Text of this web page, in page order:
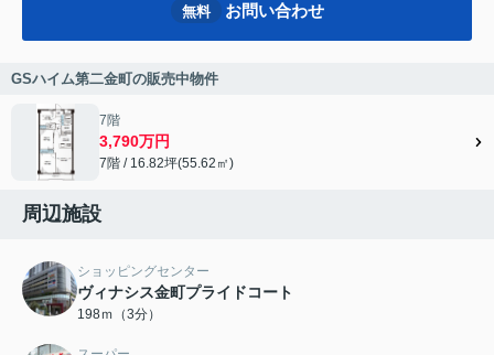
無料 お問い合わせ
GSハイム第二金町の販売中物件
7階
3,790万円
7階 / 16.82坪(55.62㎡)
周辺施設
ショッピングセンター
ヴィナシス金町プライドコート
198ｍ（3分）